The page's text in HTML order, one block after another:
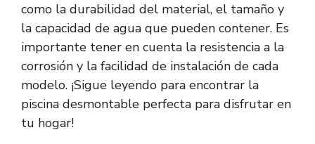
como la durabilidad del material, el tamaño y
la capacidad de agua que pueden contener. Es
importante tener en cuenta la resistencia a la
corrosión y la facilidad de instalación de cada
modelo. ¡Sigue leyendo para encontrar la
piscina desmontable perfecta para disfrutar en
tu hogar!